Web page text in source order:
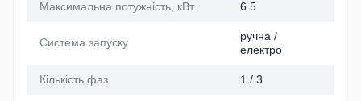
Максимальна потужність, кВт 6.5
Система запуску
ручна /
електро
Кількість фаз 1 / 3